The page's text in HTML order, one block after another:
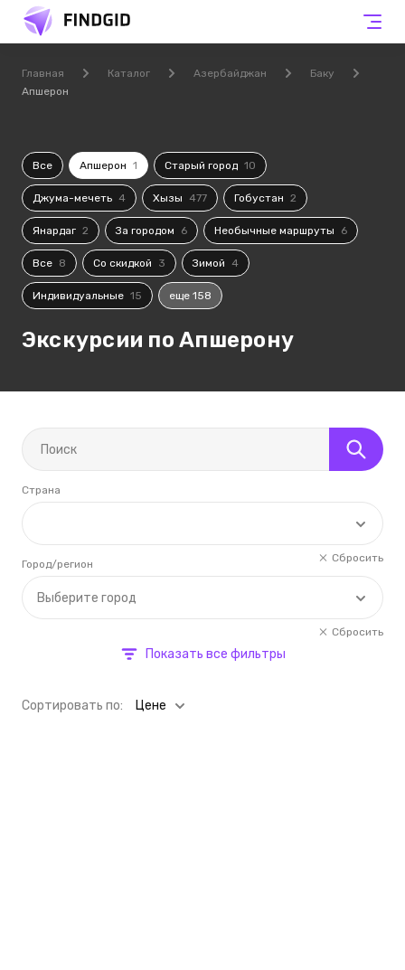
Главная Каталог Азербайджан
Баку
Апшерон
Все Апшерон 1 Старый город 10
Джума-мечеть 4 Хызы 477 Гобустан 2
Янардаг 2 За городом 6 Необычные маршруты 6
Все 8 Со скидкой 3 Зимой 4
Индивидуальные 15 еще 158
Экскурсии по Апшерону
Страна
Сбросить
Выберите город
Город/регион
Сбросить
Показать все фильтры
Cортировать по: Цене